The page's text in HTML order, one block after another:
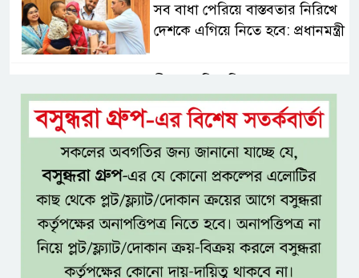
সব বাধা পেরিয়ে বাস্তবতার নিরিখে
দেশকে এগিয়ে নিতে হবে: প্রধানমন্ত্রী
সোবহান আনভীর
সেবার মানসিকতা ছাড়া
চিকিৎসাব্যবস্থার মানোন্নয়ন সম্ভব
নয়: প্রধানমন্ত্রী
বিদ্যুৎ-জ্বালানি নিয়ে অস্থিতিশীলতা
সৃষ্টিতে সক্রিয় চক্র: প্রধানমন্ত্রী